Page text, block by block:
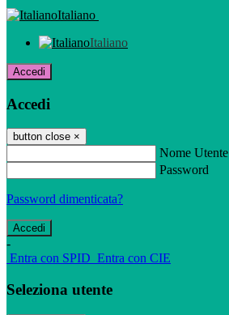
Italiano
Italiano
Accedi
Accedi
button close ×
Nome Utente
Password
Password dimenticata?
-
Entra con SPID Entra con CIE
Seleziona utente